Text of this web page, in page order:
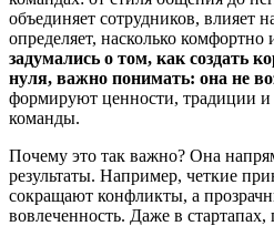
объединяет сотрудников, влияет
определяет, насколько комфортно
задумались о том, как создать
нуля, важно понимать: она не
формируют ценности, традиции и
команды.
Почему это так важно? Она
результаты. Например, четкие
сокращают конфликты, а
вовлеченность. Даже в